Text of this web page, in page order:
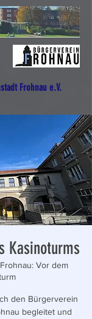
Frohnau e.V.
Kasinoturms
Vor dem
den Bürgerverein
begleitet und